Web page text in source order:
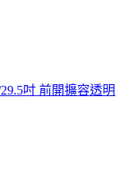
吋 前開擴容透明